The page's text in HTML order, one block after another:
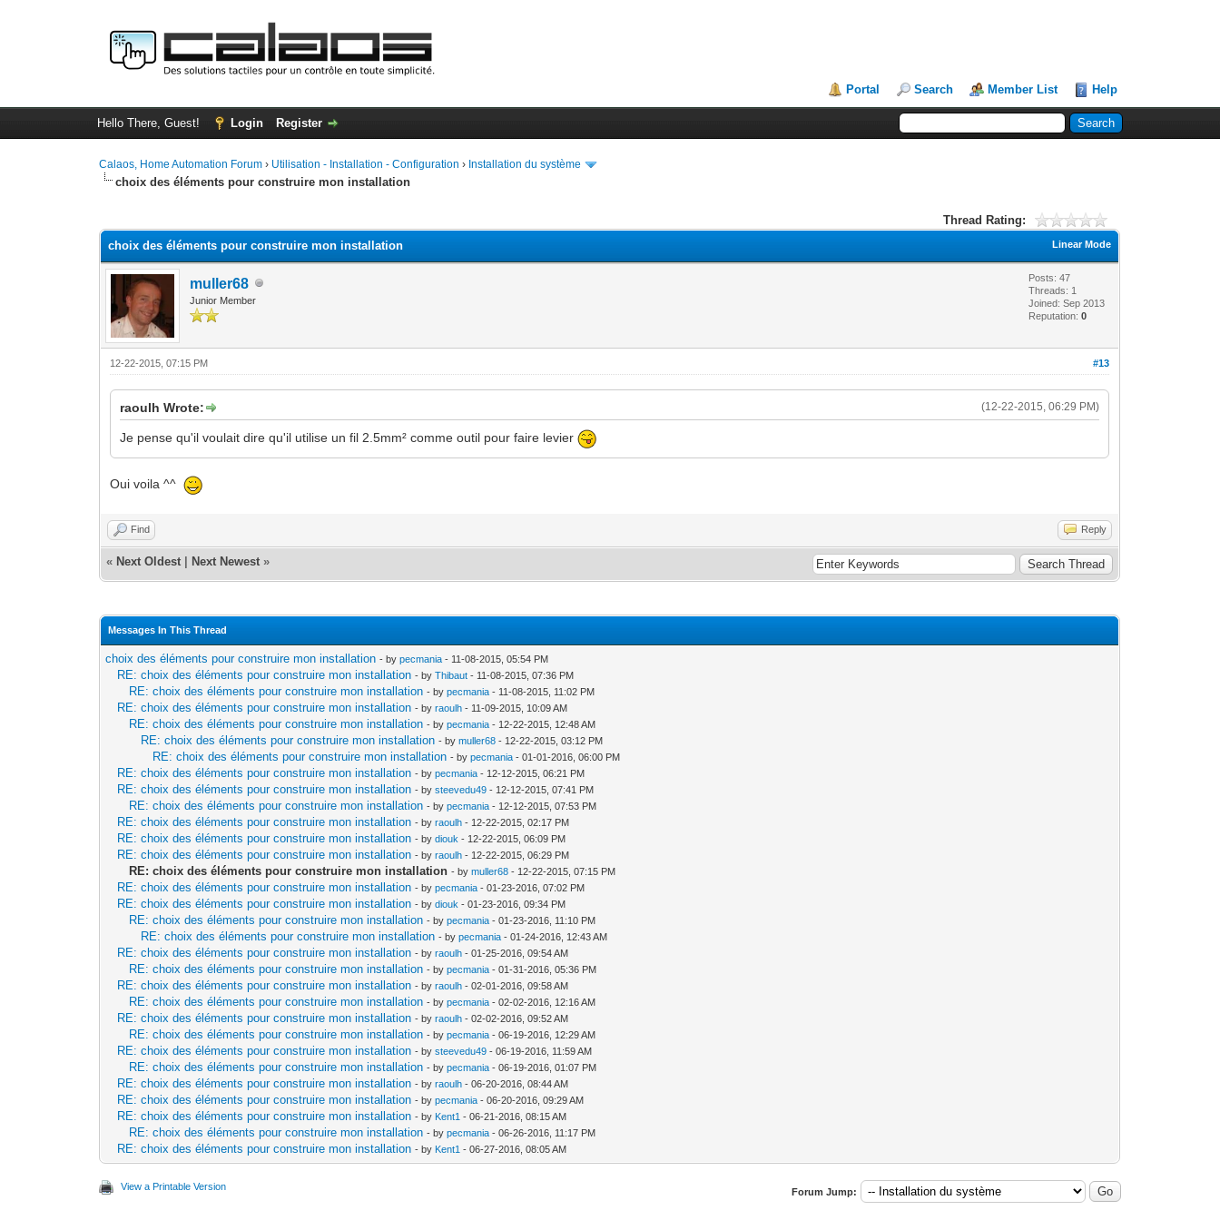
Portal Search Member List Help
Hello There, Guest! Login Register
Calaos, Home Automation Forum › Utilisation - Installation - Configuration › Installation du système
choix des éléments pour construire mon installation
Thread Rating:
Linear Mode
choix des éléments pour construire mon installation
muller68
Junior Member
Posts: 47
Threads: 1
Joined: Sep 2013
Reputation:0
#13
12-22-2015, 07:15 PM
(12-22-2015, 06:29 PM)
raoulh Wrote:
Je pense qu'il voulait dire qu'il utilise un fil 2.5mm² comme outil pour faire levier
Oui voila ^^
Find Reply
« Next Oldest Next Newest »
Messages In This Thread
choix des éléments pour construire mon installation - bypecmania - 11-08-2015, 05:54 PM
RE: choix des éléments pour construire mon installation - byThibaut - 11-08-2015, 07:36 PM
RE: choix des éléments pour construire mon installation - bypecmania - 11-08-2015, 11:02 PM
RE: choix des éléments pour construire mon installation - byraoulh - 11-09-2015, 10:09 AM
RE: choix des éléments pour construire mon installation - bypecmania - 12-22-2015, 12:48 AM
RE: choix des éléments pour construire mon installation - bymuller68 - 12-22-2015, 03:12 PM
RE: choix des éléments pour construire mon installation - bypecmania - 01-01-2016, 06:00 PM
RE: choix des éléments pour construire mon installation - bypecmania - 12-12-2015, 06:21 PM
RE: choix des éléments pour construire mon installation - bysteevedu49 - 12-12-2015, 07:41 PM
RE: choix des éléments pour construire mon installation - bypecmania - 12-12-2015, 07:53 PM
RE: choix des éléments pour construire mon installation - byraoulh - 12-22-2015, 02:17 PM
RE: choix des éléments pour construire mon installation - bydiouk - 12-22-2015, 06:09 PM
RE: choix des éléments pour construire mon installation - byraoulh - 12-22-2015, 06:29 PM
RE: choix des éléments pour construire mon installation - bymuller68 - 12-22-2015, 07:15 PM
RE: choix des éléments pour construire mon installation - bypecmania - 01-23-2016, 07:02 PM
RE: choix des éléments pour construire mon installation - bydiouk - 01-23-2016, 09:34 PM
RE: choix des éléments pour construire mon installation - bypecmania - 01-23-2016, 11:10 PM
RE: choix des éléments pour construire mon installation - bypecmania - 01-24-2016, 12:43 AM
RE: choix des éléments pour construire mon installation - byraoulh - 01-25-2016, 09:54 AM
RE: choix des éléments pour construire mon installation - bypecmania - 01-31-2016, 05:36 PM
RE: choix des éléments pour construire mon installation - byraoulh - 02-01-2016, 09:58 AM
RE: choix des éléments pour construire mon installation - bypecmania - 02-02-2016, 12:16 AM
RE: choix des éléments pour construire mon installation - byraoulh - 02-02-2016, 09:52 AM
RE: choix des éléments pour construire mon installation - bypecmania - 06-19-2016, 12:29 AM
RE: choix des éléments pour construire mon installation - bysteevedu49 - 06-19-2016, 11:59 AM
RE: choix des éléments pour construire mon installation - bypecmania - 06-19-2016, 01:07 PM
RE: choix des éléments pour construire mon installation - byraoulh - 06-20-2016, 08:44 AM
RE: choix des éléments pour construire mon installation - bypecmania - 06-20-2016, 09:29 AM
RE: choix des éléments pour construire mon installation - by Kent1 - 06-21-2016, 08:15 AM
RE: choix des éléments pour construire mon installation - bypecmania - 06-26-2016, 11:17 PM
RE: choix des éléments pour construire mon installation - by Kent1 - 06-27-2016, 08:05 AM
View a Printable Version Forum Jump: